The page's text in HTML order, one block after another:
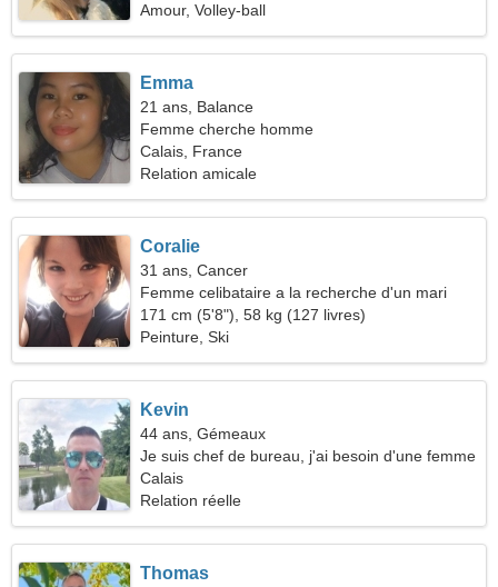
Amour, Volley-ball
Emma
21 ans, Balance
Femme cherche homme
Calais, France
Relation amicale
Coralie
31 ans, Cancer
Femme celibataire a la recherche d'un mari
171 cm (5'8"), 58 kg (127 livres)
Peinture, Ski
Kevin
44 ans, Gémeaux
Je suis chef de bureau, j'ai besoin d'une femme
cool
Calais
Relation réelle
Thomas